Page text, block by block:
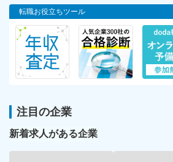
＜1日の流れ＞
9：00 担当店舗に出勤し店内のクオリテ
10：00 朝礼を実施し店舗課題取りまと
▼
12：00 お昼休憩
▼
14：00 シフト作成
転職お役立ちツール
注目の企業
新着求人がある企業